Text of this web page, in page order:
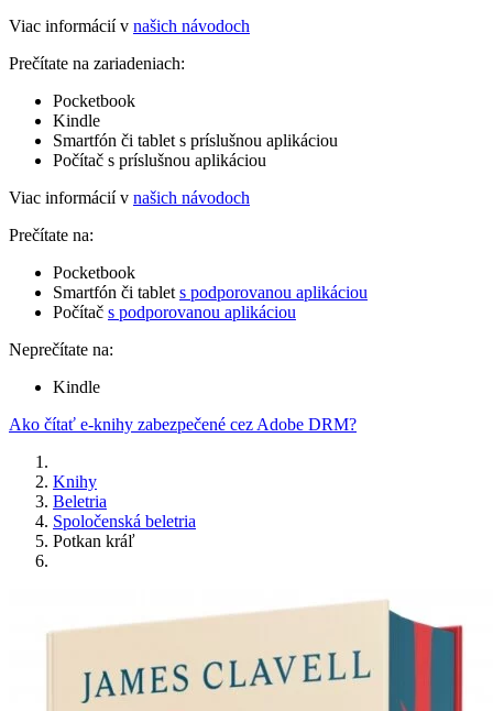
Viac informácií v našich návodoch
Prečítate na zariadeniach:
Pocketbook
Kindle
Smartfón či tablet s príslušnou aplikáciou
Počítač s príslušnou aplikáciou
Viac informácií v našich návodoch
Prečítate na:
Pocketbook
Smartfón či tablet s podporovanou aplikáciou
Počítač s podporovanou aplikáciou
Neprečítate na:
Kindle
Ako čítať e-knihy zabezpečené cez Adobe DRM?
Knihy
Beletria
Spoločenská beletria
Potkan kráľ